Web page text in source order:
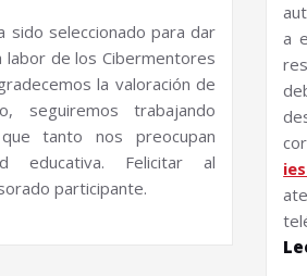
sido seleccionado para dar
labor de los Cibermentores
la valoración de
seguiremos trabajando
tanto nos preocupan
educativa. Felicitar al
participante.
a